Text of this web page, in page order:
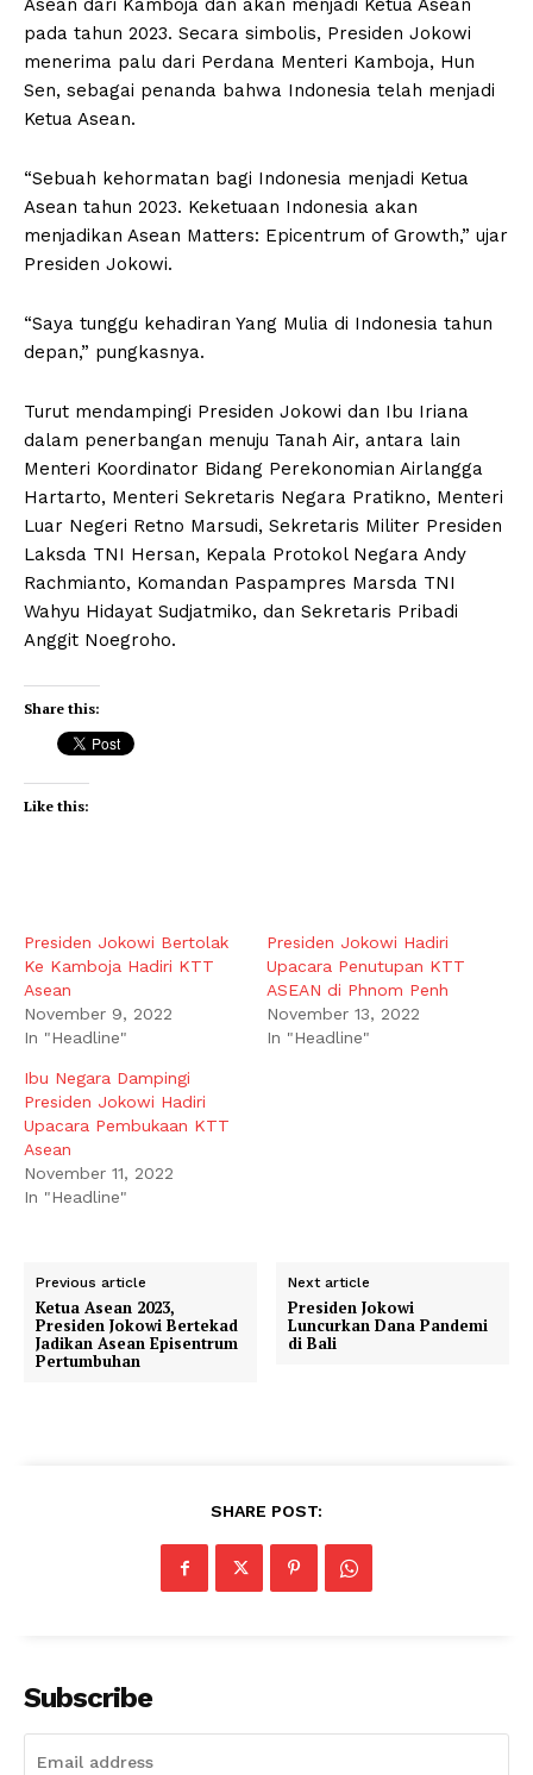
Asean dari Kamboja dan akan menjadi Ketua Asean
pada tahun 2023. Secara simbolis, Presiden Jokowi
menerima palu dari Perdana Menteri Kamboja, Hun
Sen, sebagai penanda bahwa Indonesia telah menjadi
Ketua Asean.
“Sebuah kehormatan bagi Indonesia menjadi Ketua
Asean tahun 2023. Keketuaan Indonesia akan
menjadikan Asean Matters: Epicentrum of Growth,” ujar
Presiden Jokowi.
“Saya tunggu kehadiran Yang Mulia di Indonesia tahun
depan,” pungkasnya.
Turut mendampingi Presiden Jokowi dan Ibu Iriana
dalam penerbangan menuju Tanah Air, antara lain
Menteri Koordinator Bidang Perekonomian Airlangga
Hartarto, Menteri Sekretaris Negara Pratikno, Menteri
Luar Negeri Retno Marsudi, Sekretaris Militer Presiden
Laksda TNI Hersan, Kepala Protokol Negara Andy
Rachmianto, Komandan Paspampres Marsda TNI
Wahyu Hidayat Sudjatmiko, dan Sekretaris Pribadi
Anggit Noegroho.
Share this:
Like this:
Presiden Jokowi Bertolak
Ke Kamboja Hadiri KTT
Asean
November 9, 2022
In "Headline"
Presiden Jokowi Hadiri
Upacara Penutupan KTT
ASEAN di Phnom Penh
November 13, 2022
In "Headline"
Ibu Negara Dampingi
Presiden Jokowi Hadiri
Upacara Pembukaan KTT
Asean
November 11, 2022
In "Headline"
Previous article
Ketua Asean 2023,
Presiden Jokowi Bertekad
Jadikan Asean Episentrum
Pertumbuhan
Next article
Presiden Jokowi
Luncurkan Dana Pandemi
di Bali
SHARE POST:
Subscribe